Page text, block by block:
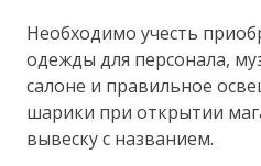
Необходимо учесть
одежды для персонала,
салоне и правильное
шарики при открытии
вывеску с названием.